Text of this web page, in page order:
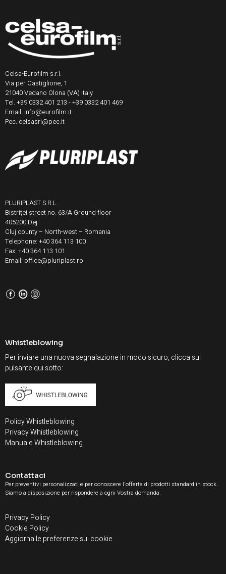
Celsa-Eurofilm s.r.l.
Via per Castiglione, 1
21040 Vedano Olona (VA) Italy
Tel. +39 0332 401 213 - +39 0332 401 469
Email. info@eurofilm.it
Pec. celsasrl@pec.it
PLURIPLAST S.R.L.
Bistriţei street no. 63/A Ground floor
405200 Dej
Cluj county – North-west – Romania
Telephone: +40 364 113 100
Fax: +40 364 113 101
Email: office@pluriplast.ro
F L I
Whistleblowing
Per inviare una nuova segnalazione in modo sicuro, clicca sul
pulsante qui sotto:
Policy Whistleblowing
Privacy Whistleblowing
Manuale Whistleblowing
Contattaci
Per preventivi personalizzati e per conoscere l'offerta di prodotti standard in stock.
Siamo a disposizione per rispondere a ogni Vostra domanda.
Privacy Policy
Cookie Policy
Aggiorna le preferenze sui cookie